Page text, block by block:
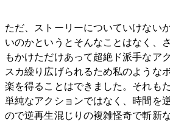
ただ、ストーリーについていけない
いのかというとそんなことはなく、
もかけただけあって超絶ド派手なア
スカ繰り広げられるため私のような
楽を得ることはできました。それも
単純なアクションではなく、時間を
ので逆再生混じりの複雑怪奇で斬新